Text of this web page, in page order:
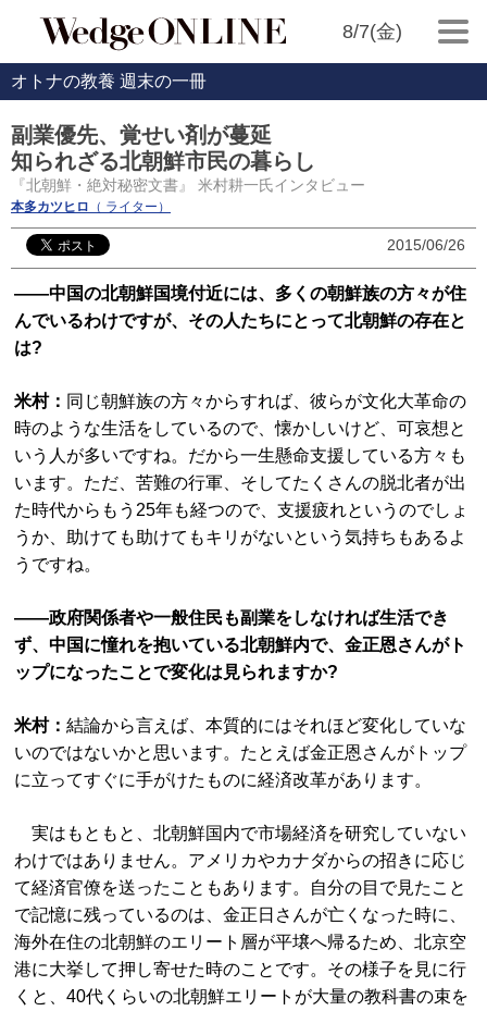
8/7(金)
オトナの教養 週末の一冊
副業優先、覚せい剤が蔓延
知られざる北朝鮮市民の暮らし
『北朝鮮・絶対秘密文書』 米村耕一氏インタビュー
本多カツヒロ （ ライター）
2015/06/26
――中国の北朝鮮国境付近には、多くの朝鮮族の方々が住
んでいるわけですが、その人たちにとって北朝鮮の存在と
は?
米村： 同じ朝鮮族の方々からすれば、彼らが文化大革命の
時のような生活をしているので、懐かしいけど、可哀想と
いう人が多いですね。だから一生懸命支援している方々も
います。ただ、苦難の行軍、そしてたくさんの脱北者が出
た時代からもう25年も経つので、支援疲れというのでしょ
うか、助けても助けてもキリがないという気持ちもあるよ
うですね。
――政府関係者や一般住民も副業をしなければ生活でき
ず、中国に憧れを抱いている北朝鮮内で、金正恩さんがト
ップになったことで変化は見られますか?
米村：結論から言えば、本質的にはそれほど変化していな
いのではないかと思います。たとえば金正恩さんがトップ
に立ってすぐに手がけたものに経済改革があります。
実はもともと、北朝鮮国内で市場経済を研究していない
わけではありません。アメリカやカナダからの招きに応じ
て経済官僚を送ったこともあります。自分の目で見たこと
で記憶に残っているのは、金正日さんが亡くなった時に、
海外在住の北朝鮮のエリート層が平壌へ帰るため、北京空
港に大挙して押し寄せた時のことです。その様子を見に行
くと、40代くらいの北朝鮮エリートが大量の教科書の束を